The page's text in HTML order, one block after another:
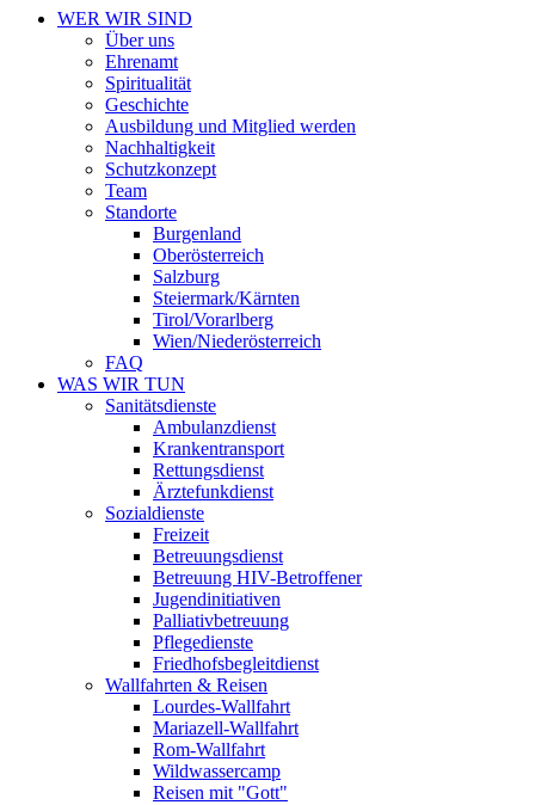
WER WIR SIND
Über uns
Ehrenamt
Spiritualität
Geschichte
Ausbildung und Mitglied werden
Nachhaltigkeit
Schutzkonzept
Team
Standorte
Burgenland
Oberösterreich
Salzburg
Steiermark/Kärnten
Tirol/Vorarlberg
Wien/Niederösterreich
FAQ
WAS WIR TUN
Sanitätsdienste
Ambulanzdienst
Krankentransport
Rettungsdienst
Ärztefunkdienst
Sozialdienste
Freizeit
Betreuungsdienst
Betreuung HIV-Betroffener
Jugendinitiativen
Palliativbetreuung
Pflegedienste
Friedhofsbegleitdienst
Wallfahrten & Reisen
Lourdes-Wallfahrt
Mariazell-Wallfahrt
Rom-Wallfahrt
Wildwassercamp
Reisen mit "Gott"